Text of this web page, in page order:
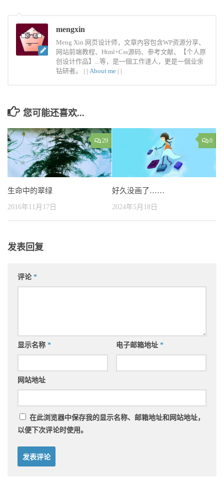
mengxin
Meng Xin 网页设计师，文章內容包含WP资源分享、
网站前端教程、Html+Css源码、参考文献、【个人原
创设计作品】...等，是一個工作達人，更是一個业余
钻研者。 | | About me | |
您可能还喜欢...
29
生命中的翠绿
2016年11月17日
0
好久没画了……
2024年5月18日
发表回复
评论 *
显示名称 * 电子邮箱地址 *
网站地址
在此浏览器中保存我的显示名称、邮箱地址和网站地址，
以便下次评论时使用。